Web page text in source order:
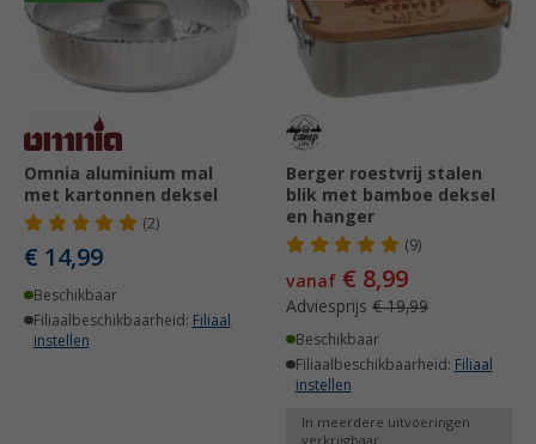
Omnia aluminium mal
met kartonnen deksel
(2)
€ 14,99
Beschikbaar
Filiaalbeschikbaarheid: Filiaal
instellen
Berger roestvrij stalen
blik met bamboe deksel
en hanger
(9)
vanaf € 8,99
Adviesprijs € 19,99
Beschikbaar
Filiaalbeschikbaarheid: Filiaal
instellen
In meerdere uitvoeringen
verkrijgbaar